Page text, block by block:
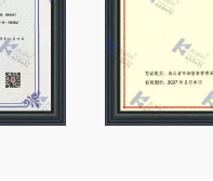
：五丰、好利来、立高、清
厨房：麦金地、绿成、味
等； 食用菌工厂化种植
兴菌业、丽莎等； 医药